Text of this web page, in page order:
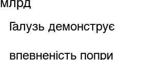
Галузь демонструє
впевненість попри